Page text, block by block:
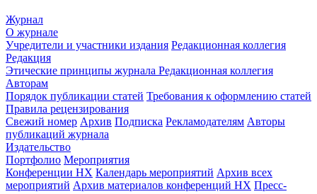
Журнал
О журнале
Учредители и участники издания Редакционная коллегия
Редакция
Этические принципы журнала Редакционная коллегия
Авторам
Порядок публикации статей Требования к оформлению статей
Правила рецензирования
Свежий номер Архив Подписка Рекламодателям Авторы
публикаций журнала
Издательство
Портфолио Мероприятия
Конференции НХ Календарь мероприятий Архив всех
мероприятий Архив материалов конференций НХ Пресс-